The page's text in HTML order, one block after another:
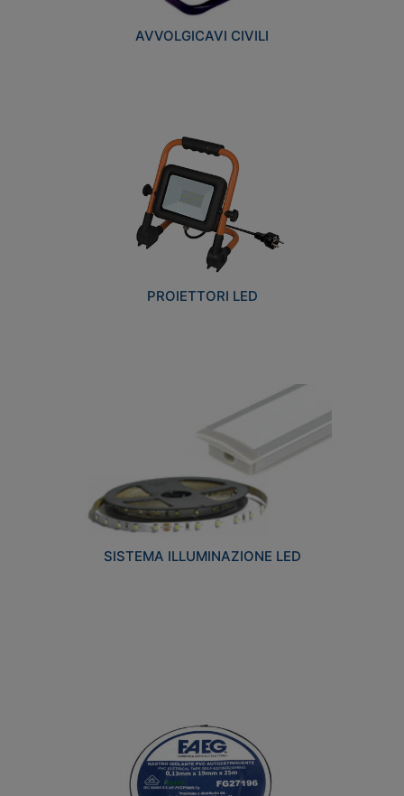
AVVOLGICAVI CIVILI
PROIETTORI LED
SISTEMA ILLUMINAZIONE LED